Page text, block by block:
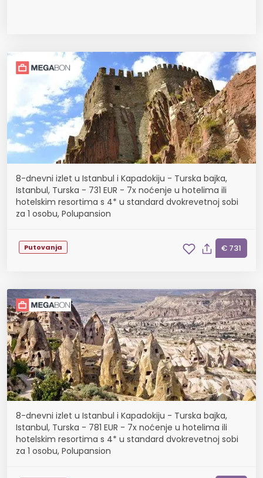
8-dnevni izlet u Istanbul i Kapadokiju - Turska bajka,
Istanbul, Turska - 731 EUR - 7x noćenje u hotelima ili
hotelskim resortima s 4* u standard dvokrevetnoj sobi
za 1 osobu, Polupansion
Putovanja € 731
8-dnevni izlet u Istanbul i Kapadokiju - Turska bajka,
Istanbul, Turska - 781 EUR - 7x noćenje u hotelima ili
hotelskim resortima s 4* u standard dvokrevetnoj sobi
za 1 osobu, Polupansion